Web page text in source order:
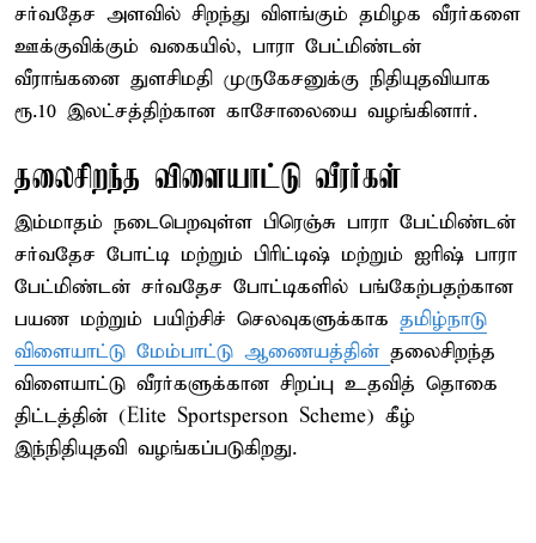
சர்வதேச அளவில் சிறந்து விளங்கும் தமிழக வீரர்களை
ஊக்குவிக்கும் வகையில், பாரா பேட்மிண்டன்
வீராங்கனை துளசிமதி முருகேசனுக்கு நிதியுதவியாக
ரூ.10 இலட்சத்திற்கான காசோலையை வழங்கினார்.
தலைசிறந்த விளையாட்டு வீரர்கள்
இம்மாதம் நடைபெறவுள்ள பிரெஞ்சு பாரா பேட்மிண்டன்
சர்வதேச போட்டி மற்றும் பிரிட்டிஷ் மற்றும் ஐரிஷ் பாரா
பேட்மிண்டன் சர்வதேச போட்டிகளில் பங்கேற்பதற்கான
பயண மற்றும் பயிற்சிச் செலவுகளுக்காக தமிழ்நாடு
விளையாட்டு மேம்பாட்டு ஆணையத்தின் தலைசிறந்த
விளையாட்டு வீரர்களுக்கான சிறப்பு உதவித் தொகை
திட்டத்தின் (Elite Sportsperson Scheme) கீழ்
இந்நிதியுதவி வழங்கப்படுகிறது.